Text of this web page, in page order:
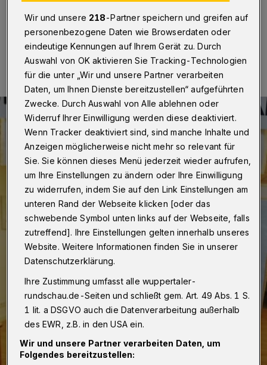
07.08.2018 , 11:05 Uhr Eine Minute Lesezeit
Wir und unsere 218-Partner speichern und greifen auf
personenbezogene Daten wie Browserdaten oder
eindeutige Kennungen auf Ihrem Gerät zu. Durch
Auswahl von OK aktivieren Sie Tracking-Technologien
für die unter „Wir und unsere Partner verarbeiten
Daten, um Ihnen Dienste bereitzustellen“ aufgeführten
Zwecke. Durch Auswahl von Alle ablehnen oder
Widerruf Ihrer Einwilligung werden diese deaktiviert.
Wenn Tracker deaktiviert sind, sind manche Inhalte und
Anzeigen möglicherweise nicht mehr so relevant für
Sie. Sie können dieses Menü jederzeit wieder aufrufen,
um Ihre Einstellungen zu ändern oder Ihre Einwilligung
zu widerrufen, indem Sie auf den Link Einstellungen am
unteren Rand der Webseite klicken [oder das
schwebende Symbol unten links auf der Webseite, falls
zutreffend]. Ihre Einstellungen gelten innerhalb unseres
Website. Weitere Informationen finden Sie in unserer
Datenschutzerklärung.
Ihre Zustimmung umfasst alle wuppertaler-
rundschau.de-Seiten und schließt gem. Art. 49 Abs. 1 S.
1 lit. a DSGVO auch die Datenverarbeitung außerhalb
des EWR, z.B. in den USA ein.
Wir und unsere Partner verarbeiten Daten, um
Folgendes bereitzustellen: